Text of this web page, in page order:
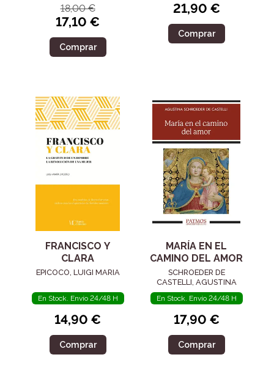
18,00 €
17,10 €
Comprar
21,90 €
Comprar
FRANCISCO Y
CLARA
EPICOCO, LUIGI MARIA
En Stock. Envío 24/48 H
14,90 €
Comprar
MARÍA EN EL
CAMINO DEL AMOR
SCHROEDER DE
CASTELLI, AGUSTINA
En Stock. Envío 24/48 H
17,90 €
Comprar